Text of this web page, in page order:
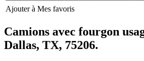
Ajouter à Mes favoris
Camions avec fourgon
Dallas, TX, 75206.